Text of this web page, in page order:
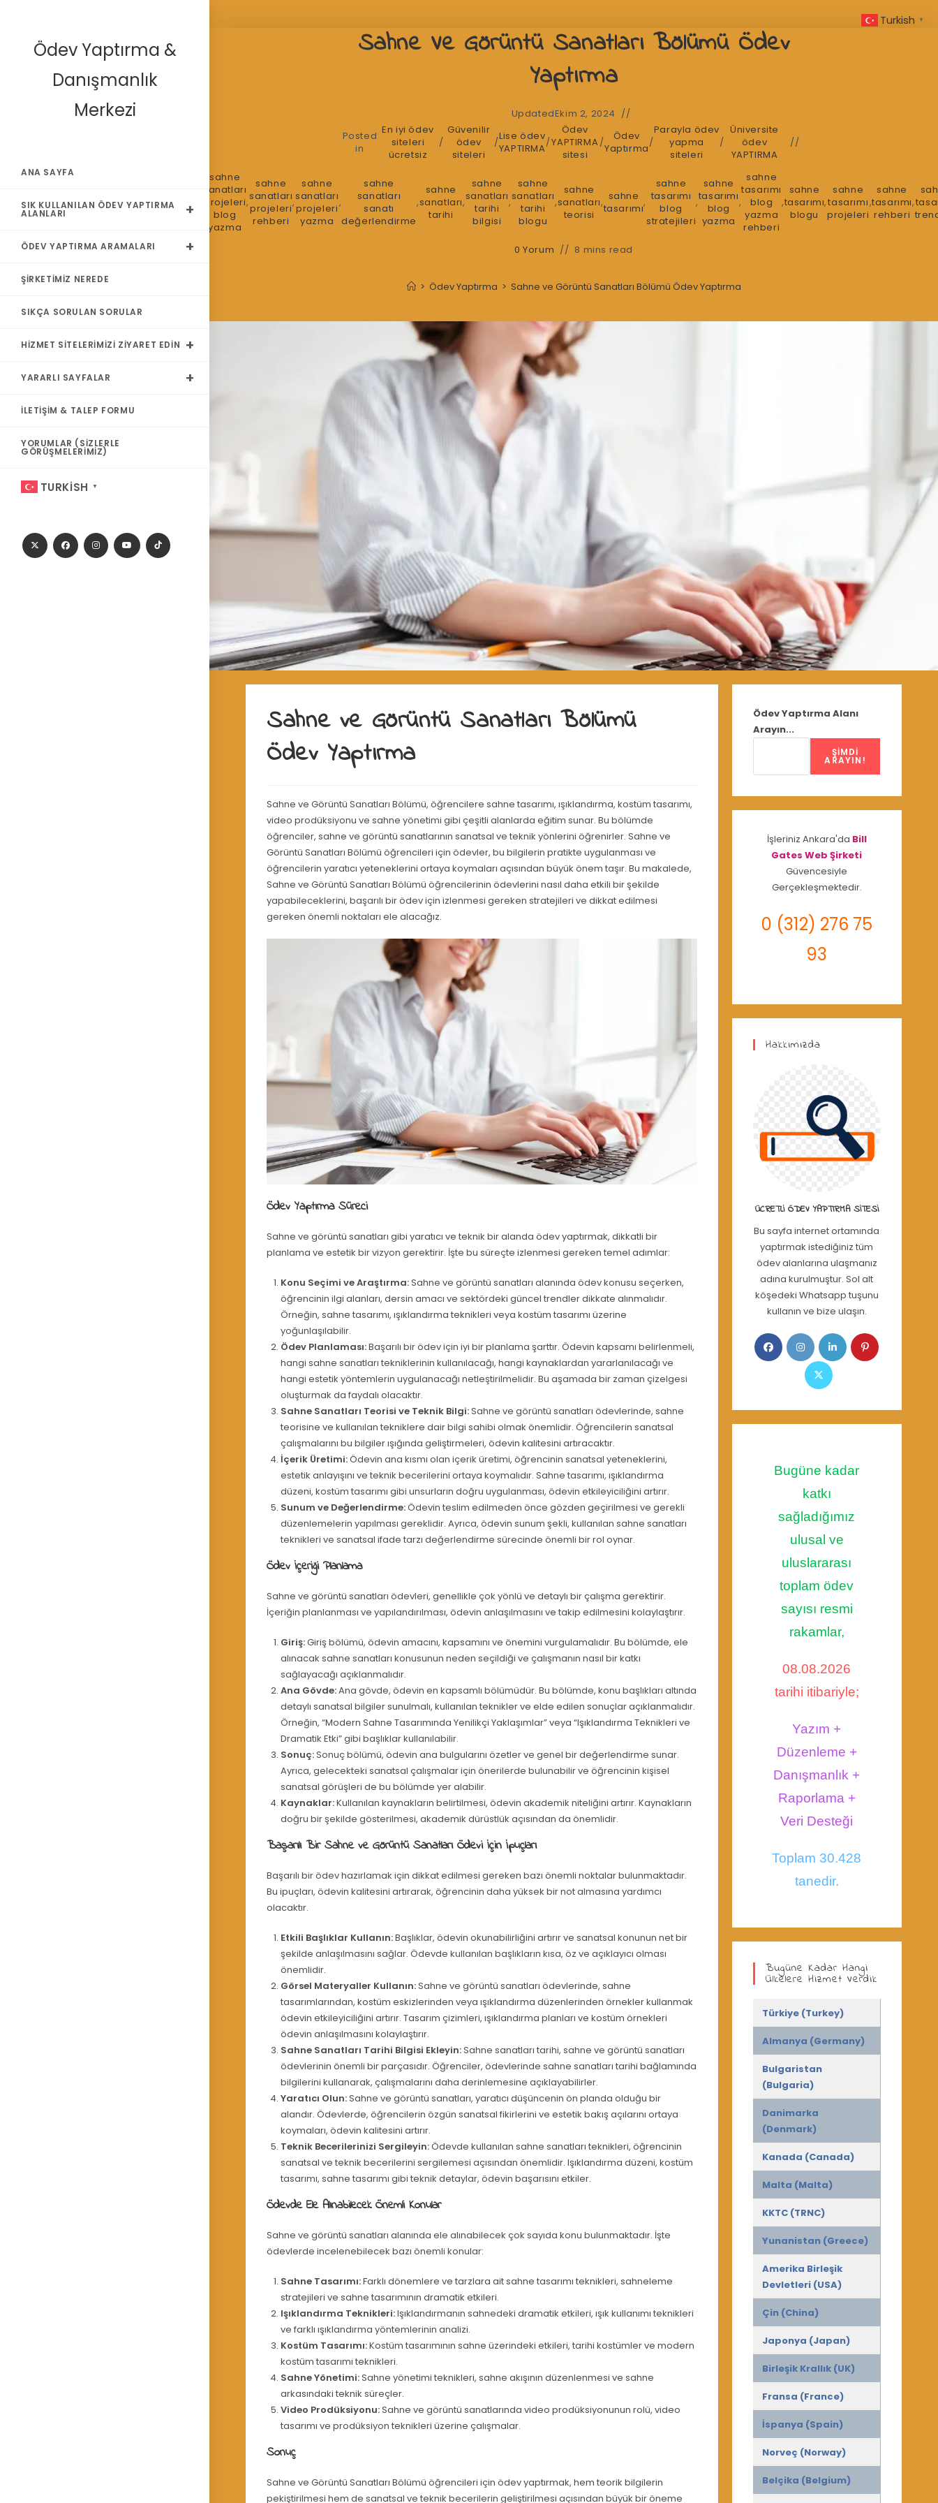
Ödev Yaptırma &
Danışmanlık
Merkezi
ANA SAYFA
SIK KULLANILAN ÖDEV YAPTIRMA
ALANLARI
ÖDEV YAPTIRMA ARAMALARI
ŞIRKETIMIZ NEREDE
SIKÇA SORULAN SORULAR
HIZMET SITELERIMIZI ZIYARET EDIN
YARARLI SAYFALAR
İLETIŞIM & TALEP FORMU
YORUMLAR (SIZLERLE
GÖRÜŞMELERIMIZ)
TURKISH ▼
Sahne Ve Görüntü Sanatları Bölümü Ödev
Yaptırma
UpdatedEkim 2, 2024
Posted
in
En iyi ödev
siteleri
ücretsiz
/
Güvenilir
ödev
siteleri
/Lise ödev
YAPTIRMA/
Ödev
YAPTIRMA
sitesi
/
Ödev
Yaptırma/
Parayla ödev
yapma
siteleri
/
Üniversite
ödev
YAPTIRMA
sanatları
eğitimi
, eğitimi , eğitimi ,sanatları
projeleri
sahne
sanatları
projeleri
blog
yazma
,
sahne
sanatları
projeleri
rehberi
,
sahne
sanatları
projeleri
yazma
,
sahne
sanatları
sanatı
değerlendirme
,
sahne
sanatları
tarihi
,
sahne
sanatları
tarihi
bilgisi
,
sahne
sanatları
tarihi
blogu
,
sahne
sanatları
teorisi
, sahne
tasarımı,
sahne
tasarımı
blog
stratejileri
,
sahne
tasarımı
blog
yazma
,
sahne
tasarımı
blog
yazma
rehberi
,
sahne
tasarımı
blogu
,
sahne
tasarımı
projeleri
,
sahne
tasarımı
rehberi
,
0 Yorum 8 mins read
> Ödev Yaptırma > Sahne ve Görüntü Sanatları Bölümü Ödev Yaptırma
Sahne ve Görüntü Sanatları Bölümü
Ödev Yaptırma
Sahne ve Görüntü Sanatları Bölümü, öğrencilere sahne tasarımı, ışıklandırma, kostüm tasarımı,
video prodüksiyonu ve sahne yönetimi gibi çeşitli alanlarda eğitim sunar. Bu bölümde
öğrenciler, sahne ve görüntü sanatlarının sanatsal ve teknik yönlerini öğrenirler. Sahne ve
Görüntü Sanatları Bölümü öğrencileri için ödevler, bu bilgilerin pratikte uygulanması ve
öğrencilerin yaratıcı yeteneklerini ortaya koymaları açısından büyük önem taşır. Bu makalede,
Sahne ve Görüntü Sanatları Bölümü öğrencilerinin ödevlerini nasıl daha etkili bir şekilde
yapabileceklerini, başarılı bir ödev için izlenmesi gereken stratejileri ve dikkat edilmesi
gereken önemli noktaları ele alacağız.
Ödev Yaptırma Süreci
Sahne ve görüntü sanatları gibi yaratıcı ve teknik bir alanda ödev yaptırmak, dikkatli bir
planlama ve estetik bir vizyon gerektirir. İşte bu süreçte izlenmesi gereken temel adımlar:
Konu Seçimi ve Araştırma:Sahne ve görüntü sanatları alanında ödev konusu seçerken,
öğrencinin ilgi alanları, dersin amacı ve sektördeki güncel trendler dikkate alınmalıdır.
Örneğin, sahne tasarımı, ışıklandırma teknikleri veya kostüm tasarımı üzerine
yoğunlaşılabilir.
Ödev Planlaması:Başarılı bir ödev için iyi bir planlama şarttır. Ödevin kapsamı belirlenmeli,
hangi sahne sanatları tekniklerinin kullanılacağı, hangi kaynaklardan yararlanılacağı ve
hangi estetik yöntemlerin uygulanacağı netleştirilmelidir. Bu aşamada bir zaman çizelgesi
oluşturmak da faydalı olacaktır.
Sahne Sanatları Teorisi ve Teknik Bilgi:Sahne ve görüntü sanatları ödevlerinde, sahne
teorisine ve kullanılan tekniklere dair bilgi sahibi olmak önemlidir. Öğrencilerin sanatsal
çalışmalarını bu bilgiler ışığında geliştirmeleri, ödevin kalitesini artıracaktır.
İçerik Üretimi:Ödevin ana kısmı olan içerik üretimi, öğrencinin sanatsal yeteneklerini,
estetik anlayışını ve teknik becerilerini ortaya koymalıdır. Sahne tasarımı, ışıklandırma
düzeni, kostüm tasarımı gibi unsurların doğru uygulanması, ödevin etkileyiciliğini artırır.
Sunum ve Değerlendirme:Ödevin teslim edilmeden önce gözden geçirilmesi ve gerekli
düzenlemelerin yapılması gereklidir. Ayrıca, ödevin sunum şekli, kullanılan sahne sanatları
teknikleri ve sanatsal ifade tarzı değerlendirme sürecinde önemli bir rol oynar.
Ödev İçeriği Planlama
Sahne ve görüntü sanatları ödevleri, genellikle çok yönlü ve detaylı bir çalışma gerektirir.
İçeriğin planlanması ve yapılandırılması, ödevin anlaşılmasını ve takip edilmesini kolaylaştırır.
Giriş:Giriş bölümü, ödevin amacını, kapsamını ve önemini vurgulamalıdır. Bu bölümde, ele
alınacak sahne sanatları konusunun neden seçildiği ve çalışmanın nasıl bir katkı
sağlayacağı açıklanmalıdır.
Ana Gövde:Ana gövde, ödevin en kapsamlı bölümüdür. Bu bölümde, konu başlıkları altında
detaylı sanatsal bilgiler sunulmalı, kullanılan teknikler ve elde edilen sonuçlar açıklanmalıdır.
Örneğin, “Modern Sahne Tasarımında Yenilikçi Yaklaşımlar” veya “Işıklandırma Teknikleri ve
Dramatik Etki” gibi başlıklar kullanılabilir.
Sonuç:Sonuç bölümü, ödevin ana bulgularını özetler ve genel bir değerlendirme sunar.
Ayrıca, gelecekteki sanatsal çalışmalar için önerilerde bulunabilir ve öğrencinin kişisel
sanatsal görüşleri de bu bölümde yer alabilir.
Kaynaklar:Kullanılan kaynakların belirtilmesi, ödevin akademik niteliğini artırır. Kaynakların
doğru bir şekilde gösterilmesi, akademik dürüstlük açısından da önemlidir.
Başarılı Bir Sahne ve Görüntü Sanatları Ödevi İçin İpuçları
Başarılı bir ödev hazırlamak için dikkat edilmesi gereken bazı önemli noktalar bulunmaktadır.
Bu ipuçları, ödevin kalitesini artırarak, öğrencinin daha yüksek bir not almasına yardımcı
olacaktır.
Etkili Başlıklar Kullanın:Başlıklar, ödevin okunabilirliğini artırır ve sanatsal konunun net bir
şekilde anlaşılmasını sağlar. Ödevde kullanılan başlıkların kısa, öz ve açıklayıcı olması
önemlidir.
Görsel Materyaller Kullanın:Sahne ve görüntü sanatları ödevlerinde, sahne
tasarımlarından, kostüm eskizlerinden veya ışıklandırma düzenlerinden örnekler kullanmak
ödevin etkileyiciliğini artırır. Tasarım çizimleri, ışıklandırma planları ve kostüm örnekleri
ödevin anlaşılmasını kolaylaştırır.
Sahne Sanatları Tarihi Bilgisi Ekleyin:Sahne sanatları tarihi, sahne ve görüntü sanatları
ödevlerinin önemli bir parçasıdır. Öğrenciler, ödevlerinde sahne sanatları tarihi bağlamında
bilgilerini kullanarak, çalışmalarını daha derinlemesine açıklayabilirler.
Yaratıcı Olun:Sahne ve görüntü sanatları, yaratıcı düşüncenin ön planda olduğu bir
alandır. Ödevlerde, öğrencilerin özgün sanatsal fikirlerini ve estetik bakış açılarını ortaya
koymaları, ödevin kalitesini artırır.
Teknik Becerilerinizi Sergileyin:Ödevde kullanılan sahne sanatları teknikleri, öğrencinin
sanatsal ve teknik becerilerini sergilemesi açısından önemlidir. Işıklandırma düzeni, kostüm
tasarımı, sahne tasarımı gibi teknik detaylar, ödevin başarısını etkiler.
Ödevde Ele Alınabilecek Önemli Konular
Sahne ve görüntü sanatları alanında ele alınabilecek çok sayıda konu bulunmaktadır. İşte
ödevlerde incelenebilecek bazı önemli konular:
Sahne Tasarımı:Farklı dönemlere ve tarzlara ait sahne tasarımı teknikleri, sahneleme
stratejileri ve sahne tasarımının dramatik etkileri.
Işıklandırma Teknikleri:Işıklandırmanın sahnedeki dramatik etkileri, ışık kullanımı teknikleri
ve farklı ışıklandırma yöntemlerinin analizi.
Kostüm Tasarımı:Kostüm tasarımının sahne üzerindeki etkileri, tarihi kostümler ve modern
kostüm tasarımı teknikleri.
Sahne Yönetimi:Sahne yönetimi teknikleri, sahne akışının düzenlenmesi ve sahne
arkasındaki teknik süreçler.
Video Prodüksiyonu:Sahne ve görüntü sanatlarında video prodüksiyonunun rolü, video
tasarımı ve prodüksiyon teknikleri üzerine çalışmalar.
Sonuç
Sahne ve Görüntü Sanatları Bölümü öğrencileri için ödev yaptırmak, hem teorik bilgilerin
pekiştirilmesi hem de sanatsal ve teknik becerilerin geliştirilmesi açısından büyük bir öneme
Ödev Yaptırma Alanı
Arayın...
ŞIMDI
ARAYIN!
İşleriniz Ankara'da Bill
Gates Web Şirketi
Güvencesiyle
Gerçekleşmektedir.
0 (312) 276 75
93
Hakkımızda
ÜCRETLI ÖDEV YAPTIRMA SITESI
Bu sayfa internet ortamında
yaptırmak istediğiniz tüm
ödev alanlarına ulaşmanız
adına kurulmuştur. Sol alt
köşedeki Whatsapp tuşunu
kullanın ve bize ulaşın.
Opens
in
tab
Opens
in
a
new
tab
Opens
in
tab
Opens
tab
Opens
new
Bugüne kadar
katkı
sağladığımız
ulusal ve
uluslararası
toplam ödev
sayısı resmi
rakamlar,
08.08.2026
tarihi itibariyle;
Yazım +
Düzenleme +
Danışmanlık +
Raporlama +
Veri Desteği
Toplam 30.428
tanedir.
Bugüne Kadar Hangi
Ülkelere Hizmet Verdik
Türkiye (Turkey)
Almanya (Germany)
Bulgaristan
(Bulgaria)
Danimarka
(Denmark)
Kanada (Canada)
Malta (Malta)
KKTC (TRNC)
Yunanistan (Greece)
Amerika Birleşik
Devletleri (USA)
Çin (China)
Japonya (Japan)
Birleşik Krallık (UK)
Fransa (France)
İspanya (Spain)
Norveç (Norway)
Belçika (Belgium)
Turkish ▼